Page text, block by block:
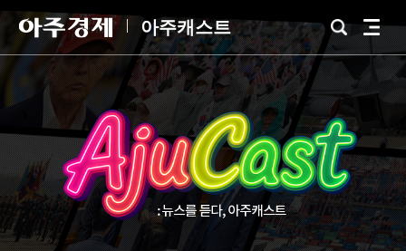
아
주
경
제
아주캐스트
검
색
전
체
메
뉴